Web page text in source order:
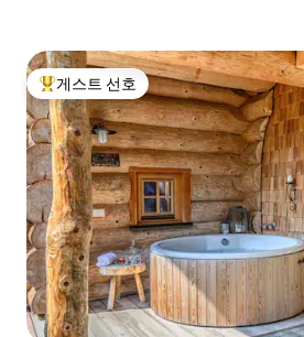
상위 게스트 선호
게스트 선호